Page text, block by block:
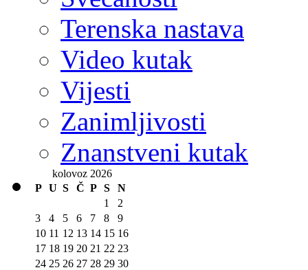
Terenska nastava
Video kutak
Vijesti
Zanimljivosti
Znanstveni kutak
kolovoz 2026
P U S Č P S
N
1
2
3
4 5 6 7 8
9
10 11 12 13 14 15 16
17 18 19 20 21 22 23
24 25 26 27 28 29 30